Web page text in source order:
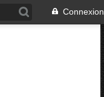
Connexion